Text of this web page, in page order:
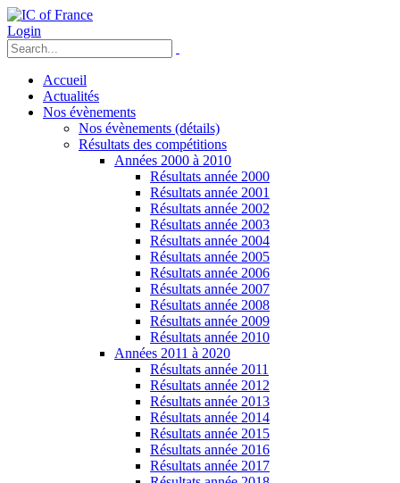
Login
Accueil
Actualités
Nos évènements
Nos évènements (détails)
Résultats des compétitions
Années 2000 à 2010
Résultats année 2000
Résultats année 2001
Résultats année 2002
Résultats année 2003
Résultats année 2004
Résultats année 2005
Résultats année 2006
Résultats année 2007
Résultats année 2008
Résultats année 2009
Résultats année 2010
Années 2011 à 2020
Résultats année 2011
Résultats année 2012
Résultats année 2013
Résultats année 2014
Résultats année 2015
Résultats année 2016
Résultats année 2017